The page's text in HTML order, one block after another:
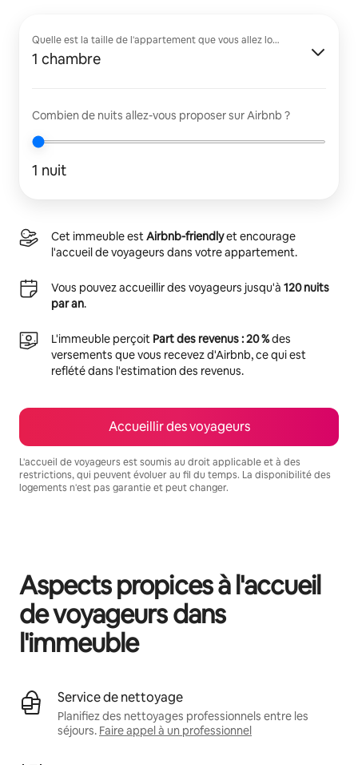
Quelle est la taille de l'appartement que vous allez louer ?
1 chambre
Combien de nuits allez-vous proposer sur Airbnb ?
1 nuit
Cet immeuble estAirbnb-friendlyet encourage
l'accueil de voyageurs dans votre appartement.
Vous pouvez accueillir des voyageurs jusqu'à 120 nuits
par an.
L'immeuble perçoit Part des revenus : 20 %des
versements que vous recevez d'Airbnb, ce qui est
reflété dans l'estimation des revenus.
Accueillir des voyageurs
L'accueil de voyageurs est soumis au droit applicable et à des
restrictions, qui peuvent évoluer au fil du temps. La disponibilité des
logements n'est pas garantie et peut changer.
Aspects propices à l'accueil
de voyageurs dans
l'immeuble
Service de nettoyage
Planifiez des nettoyages professionnels entre les
séjours. Faire appel à un professionnel